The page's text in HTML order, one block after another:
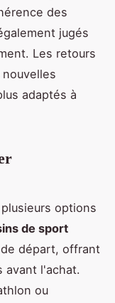
des
jugés
Les retours
adaptés à
options
de sport
départ, offrant
avant l'achat.
ou